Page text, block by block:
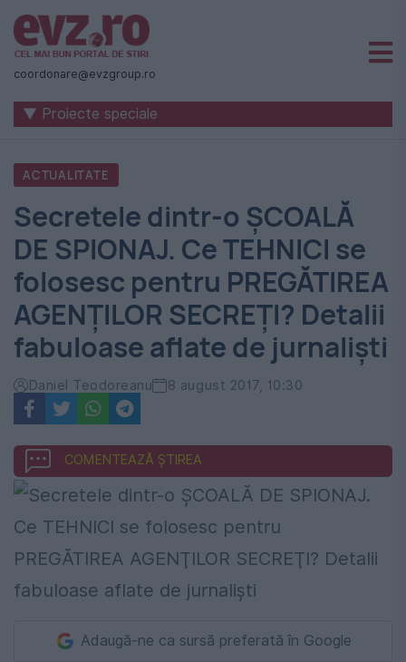
Știri
naționale
internaționale
România
-
Evenimentul
Zilei
coordonare@evzgroup.ro
▼ Proiecte speciale
ACTUALITATE
Secretele dintr-o ŞCOALĂ
DE SPIONAJ. Ce TEHNICI se
folosesc pentru PREGĂTIREA
AGENŢILOR SECREŢI? Detalii
fabuloase aflate de jurnalişti
Daniel Teodoreanu 8 august 2017, 10:30
COMENTEAZĂ ȘTIREA
Adaugă-ne ca sursă preferată în Google